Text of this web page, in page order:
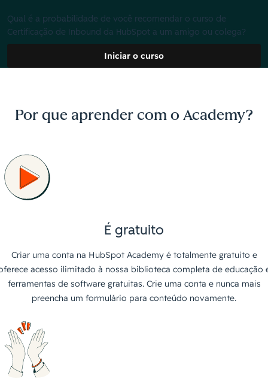
Qual é a probabilidade de você recomendar o curso de
Certificação de Inbound da HubSpot a um amigo ou colega?
Iniciar o curso
Por que aprender com o Academy?
É gratuito
Criar uma conta na HubSpot Academy é totalmente gratuito e
acesso ilimitado à nossa biblioteca completa de educação
ferramentas de software gratuitas. Crie uma conta e nunca mais
preencha um formulário para conteúdo novamente.